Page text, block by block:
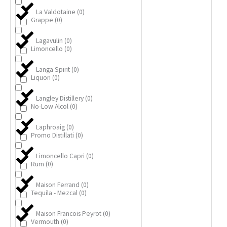
La Valdotaine (0)
Lagavulin (0)
Langa Spirit (0)
Langley Distillery (0)
Laphroaig (0)
Limoncello Capri (0)
Maison Ferrand (0)
Maison Francois Peyrot (0)
Grappe (0)
Limoncello (0)
Liquori (0)
No-Low Alcol (0)
Promo Distillati (0)
Rum (0)
Tequila - Mezcal (0)
Vermouth (0)